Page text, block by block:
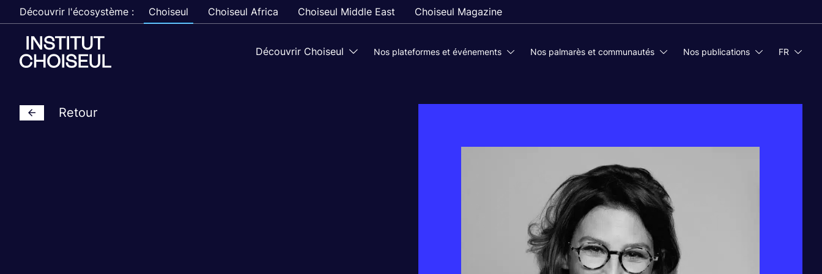
Découvrir l'écosystème : Choiseul Choiseul Africa Choiseul Middle East Choiseul Magazine
Découvrir Choiseul Nos plateformes et événements Nos palmarès et communautés Nos publications FR
Retour